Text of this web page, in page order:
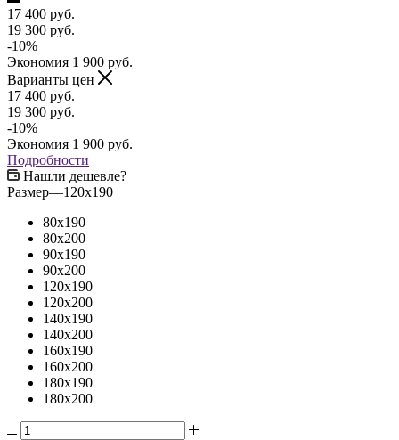
17 400 руб.
19 300 руб.
-10%
Экономия 1 900 руб.
Варианты цен
17 400 руб.
19 300 руб.
-10%
Экономия 1 900 руб.
Подробности
Нашли дешевле?
Размер—120x190
80x190
80x200
90x190
90x200
120x190
120x200
140x190
140x200
160x190
160x200
180x190
180x200